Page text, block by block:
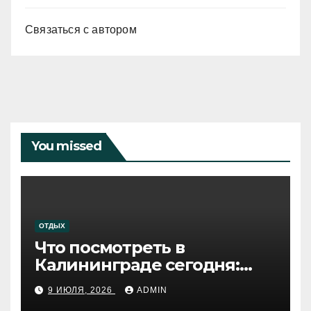
Связаться с автором
You missed
ОТДЫХ
Что посмотреть в
Калининграде сегодня:
путеводитель по самому
западному городу России
9 ИЮЛЯ, 2026 ADMIN